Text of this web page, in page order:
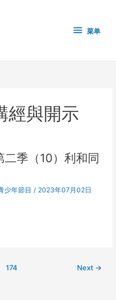
单 菜单
經與開示
季（10）利和同
少年節目 / 2023年07月02日
174 Next →